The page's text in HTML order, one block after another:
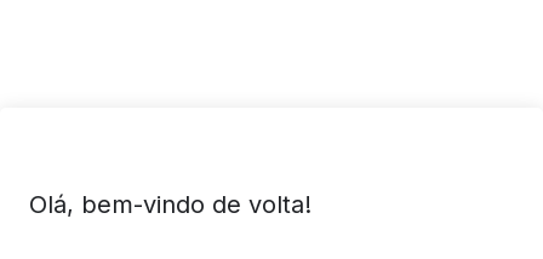
Olá, bem-vindo de volta!